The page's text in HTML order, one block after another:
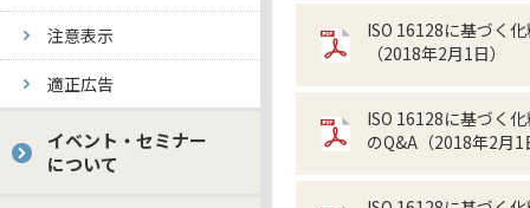
注意表示
適正広告
イベント・セミナー
について
ISO 16128に基づく
（2018年2月1日）
ISO 16128に基づく
のQ&A（2018年2月1